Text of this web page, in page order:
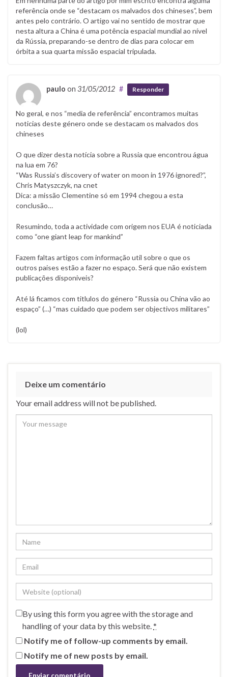
referência onde se “destacam os malvados dos chineses”, bem
antes pelo contrário. O artigo vai no sentido de mostrar que
nesta altura a China é uma potência espacial mundial ao nível
da Rússia, preparando-se dentro de dias para colocar em
órbita a sua quarta missão espacial tripulada.
paulo on 31/05/2012 # Responder
No geral, e nos “media de referência” encontramos muitas
noticias deste género onde se destacam os malvados dos
chineses
O que dizer desta notícia sobre a Russia que encontrou água
na lua em 76?
“Was Russia’s discovery of water on moon in 1976 ignored?”,
Chris Matyszczyk, na cnet
Dica: a missão Clementine só em 1994 chegou a esta
conclusão…
Resumindo, toda a actividade com origem nos EUA é noticiada
como “one giant leap for mankind”
Fazem faltas artigos com informação util sobre o que os
outros paises estão a fazer no espaço. Será que não existem
publicações disponiveis?
Até lá ficamos com titlulos do género “Russia ou China vão ao
espaço” (…) “mas cuidado que podem ser objectivos militares”
(lol)
Deixe um comentário
Your email address will not be published.
By using this form you agree with the storage and
handling of your data by this website.*
Notify me of follow-up comments by email.
Notify me of new posts by email.